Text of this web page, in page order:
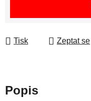
Tisk Zeptat se
Popis